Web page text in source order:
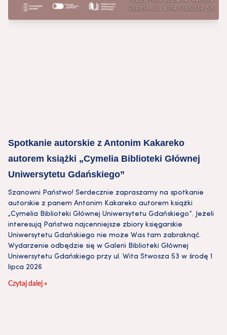
Spotkanie autorskie z Antonim Kakareko
autorem książki „Cymelia Biblioteki Głównej
Uniwersytetu Gdańskiego”
Szanowni Państwo! Serdecznie zapraszamy na spotkanie
autorskie z panem Antonim Kakareko autorem książki
„Cymelia Biblioteki Głównej Uniwersytetu Gdańskiego”. Jeżeli
interesują Państwa najcenniejsze zbiory księgarskie
Uniwersytetu Gdańskiego nie może Was tam zabraknąć.
Wydarzenie odbędzie się w Galerii Biblioteki Głównej
Uniwersytetu Gdańskiego przy ul. Wita Stwosza 53 w środę 1
lipca 2026
Czytaj dalej »